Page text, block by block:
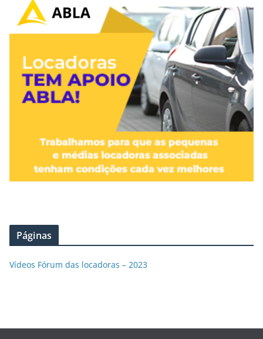
Páginas
Vídeos Fórum das locadoras – 2023